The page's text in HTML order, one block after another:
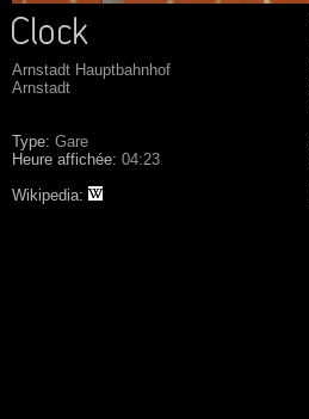
Arnstadt Hauptbahnhof
Arnstadt
Type: Gare
Heure affichée: 04:23
Wikipedia: